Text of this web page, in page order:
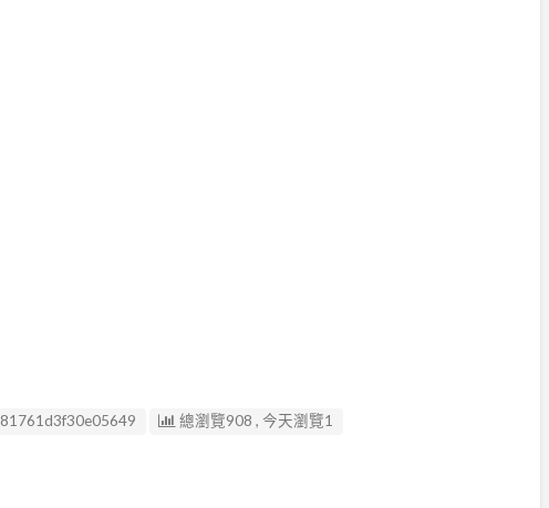
廣告编號
81761d3f30e05649 總瀏覽908 , 今天瀏覽1